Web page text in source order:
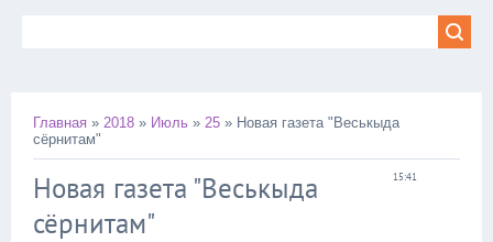
Главная » 2018 » Июль » 25 » Новая газета "Веськыда
сёрнитам"
15:41
Новая газета "Веськыда
сёрнитам"